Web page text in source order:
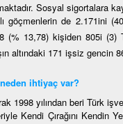
Sosyal sigortalara
de 2.171ini
(% 13,78) kişiden 805i
altındaki 171 işsiz gencin
ihtiyaç var?
1998 yılından beri Türk
Kendi Çırağını Kendin